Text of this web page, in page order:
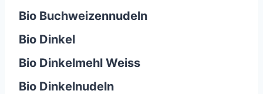
Bio Buchweizennudeln
Bio Dinkel
Bio Dinkelmehl Weiss
Bio Dinkelnudeln